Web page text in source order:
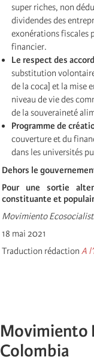
super riches, non
dividendes des
exonérations fiscales
financier.
Le respect des
substitution
de la coca] et la mise
niveau de vie des
de la souveraineté
Programme de
couverture et du
dans les universités
Dehors le
Pour une sortie
constituante et
Movimiento
18 mai 2021
Traduction rédaction A
Movimiento
Colombia